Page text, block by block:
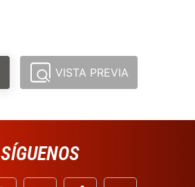
VISTA PREVIA
SÍGUENOS